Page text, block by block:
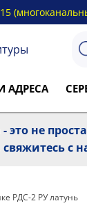
АДРЕСА
это не
РДС-2 РУ латунь